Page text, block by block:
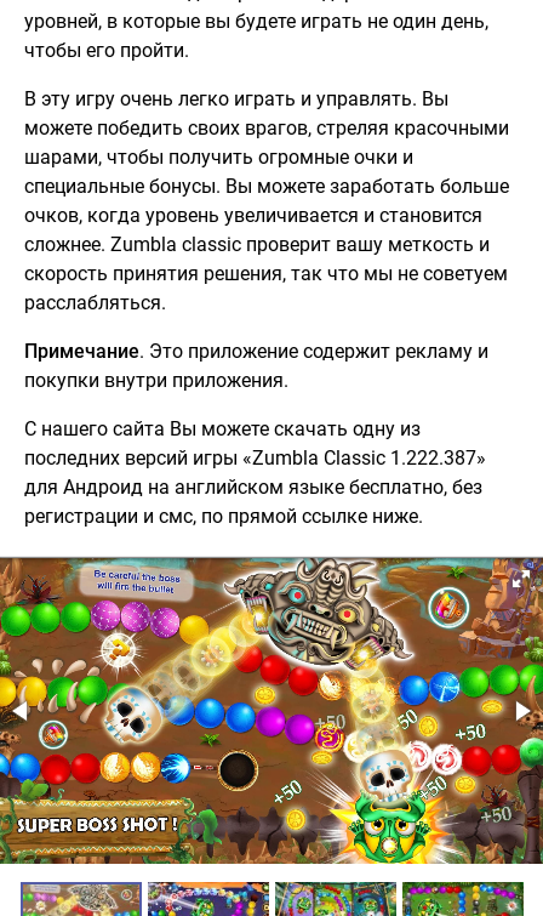
уровней, в которые вы будете играть не один день,
чтобы его пройти.
В эту игру очень легко играть и управлять. Вы
можете победить своих врагов, стреляя красочными
шарами, чтобы получить огромные очки и
специальные бонусы. Вы можете заработать больше
очков, когда уровень увеличивается и становится
сложнее. Zumbla classic проверит вашу меткость и
скорость принятия решения, так что мы не советуем
расслабляться.
Примечание. Это приложение содержит рекламу и
покупки внутри приложения.
С нашего сайта Вы можете скачать одну из
последних версий игры «Zumbla Classic 1.222.387»
для Андроид на английском языке бесплатно, без
регистрации и смс, по прямой ссылке ниже.